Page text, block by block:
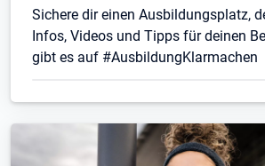
Sichere dir einen Ausbildungsplatz,
Infos, Videos und Tipps für deinen
gibt es auf #AusbildungKlarmachen